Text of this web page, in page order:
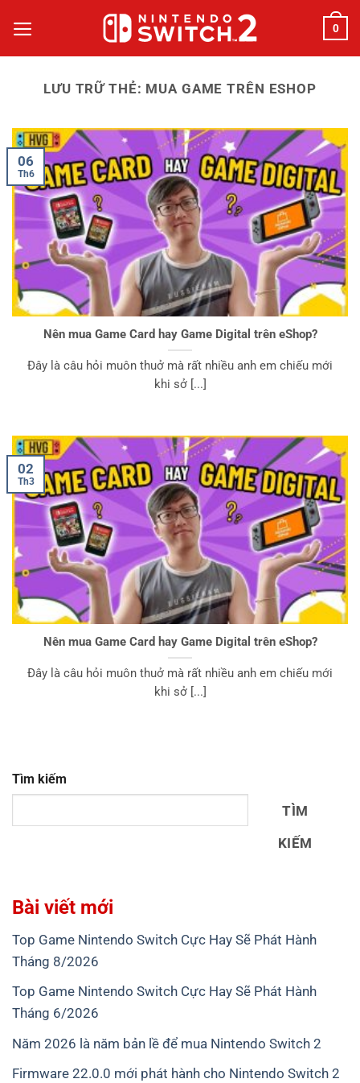
qua
nội
0
LƯU TRỮ THẺ: MUA GAME TRÊN ESHOP
Nên mua Game Card hay Game Digital trên eShop?
Đây là câu hỏi muôn thuở mà rất nhiều anh em chiếu mới
khi sở [...]
06
Th6
Nên mua Game Card hay Game Digital trên eShop?
Đây là câu hỏi muôn thuở mà rất nhiều anh em chiếu mới
khi sở [...]
02
Th3
Tìm kiếm
TÌM
KIẾM
Bài viết mới
Top Game Nintendo Switch Cực Hay Sẽ Phát Hành
Tháng 8/2026
Top Game Nintendo Switch Cực Hay Sẽ Phát Hành
Tháng 6/2026
Năm 2026 là năm bản lề để mua Nintendo Switch 2
Firmware 22.0.0 mới phát hành cho Nintendo Switch 2